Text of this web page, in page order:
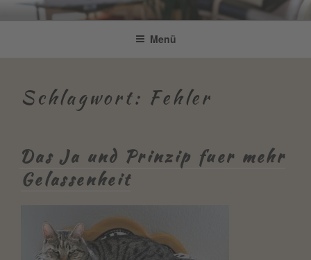
InhaltBe Connected by Bettina Bonkas
Resilienz | Coaching | Englisch +
Menü
Schlagwort: Fehler
Das Ja und Prinzip fuer mehr
Gelassenheit